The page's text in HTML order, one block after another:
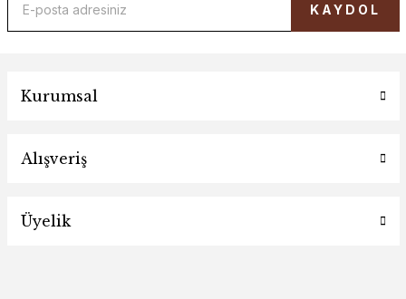
KAYDOL
Kurumsal
Alışveriş
Üyelik